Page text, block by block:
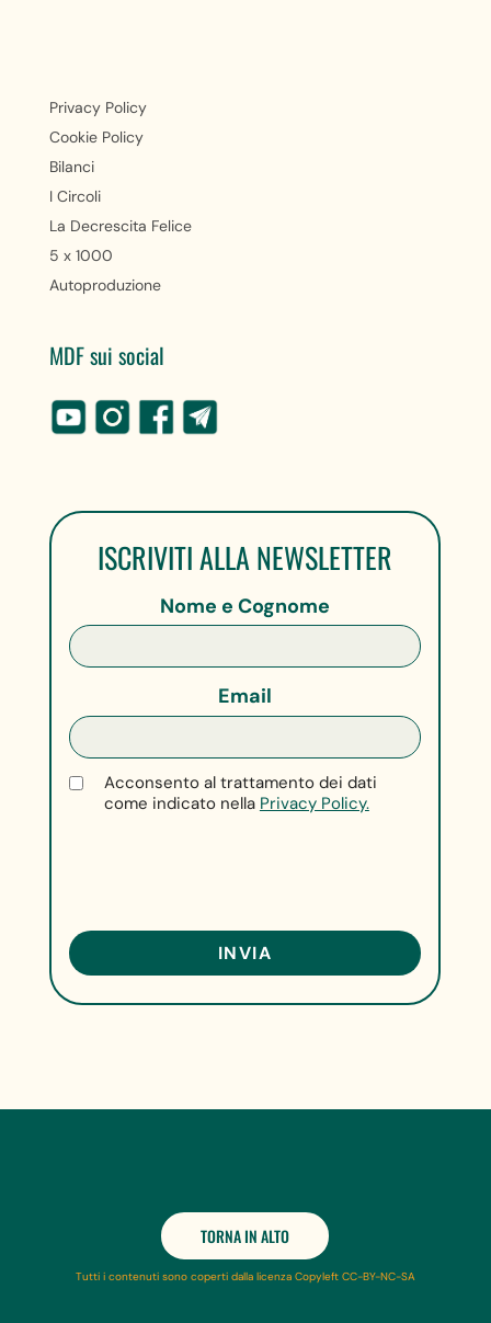
Privacy Policy
Cookie Policy
Bilanci
I Circoli
La Decrescita Felice
5 x 1000
Autoproduzione
MDF sui social
ISCRIVITI ALLA NEWSLETTER
Nome e Cognome
Email
Acconsento al trattamento dei dati
come indicato nella Privacy Policy.
TORNA IN ALTO
Tutti i contenuti sono coperti dalla licenza Copyleft CC-BY-NC-SA